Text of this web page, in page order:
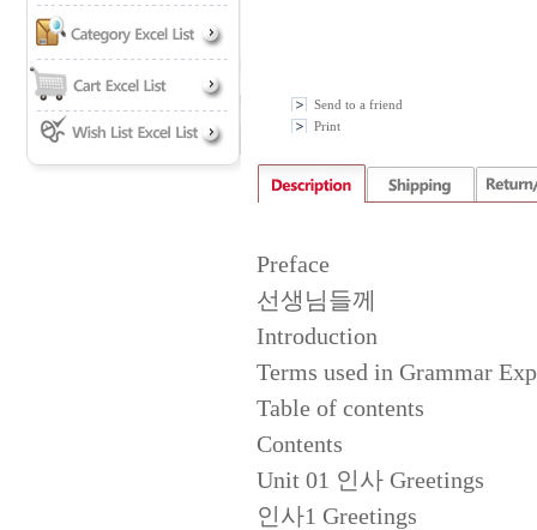
Send to a friend
Print
Preface
선생님들께
Introduction
Terms used in Grammar
Table of contents
Contents
Unit 01 인사 Greetings
인사1 Greetings